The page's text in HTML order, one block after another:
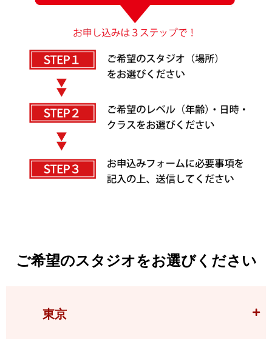
ご希望のスタジオをお選びください
東京